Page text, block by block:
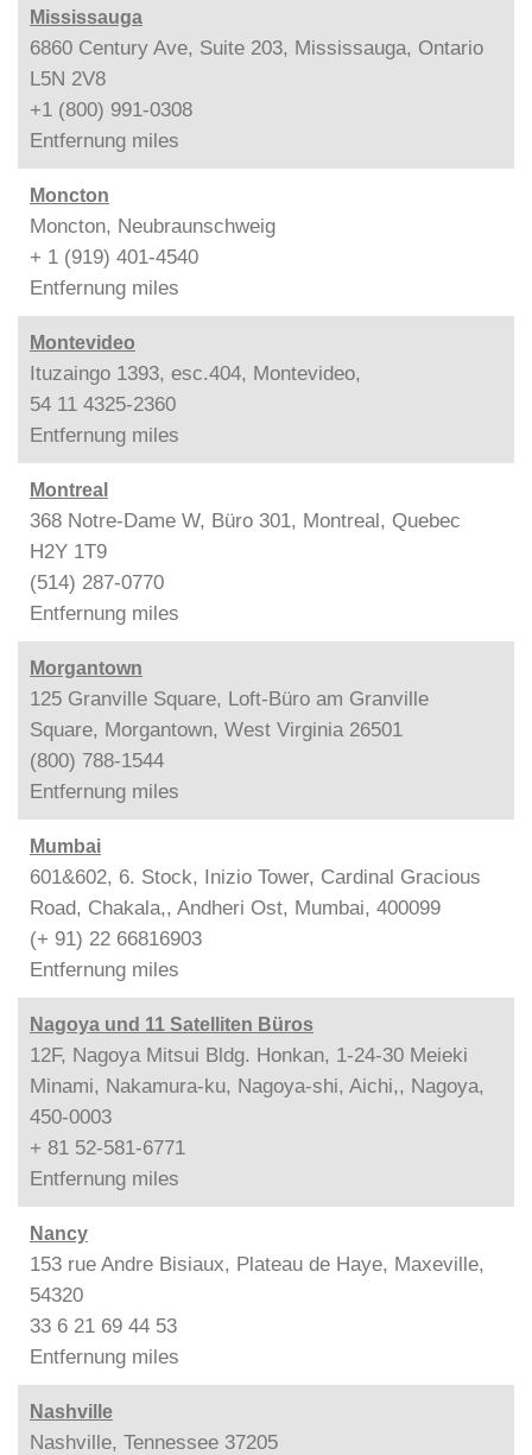
Mississauga
6860 Century Ave, Suite 203, Mississauga, Ontario
L5N 2V8
+1 (800) 991-0308
Entfernung miles
Moncton
Moncton, Neubraunschweig
+ 1 (919) 401-4540
Entfernung miles
Montevideo
Ituzaingo 1393, esc.404, Montevideo,
54 11 4325-2360
Entfernung miles
Montreal
368 Notre-Dame W, Büro 301, Montreal, Quebec
H2Y 1T9
(514) 287-0770
Entfernung miles
Morgantown
125 Granville Square, Loft-Büro am Granville
Square, Morgantown, West Virginia 26501
(800) 788-1544
Entfernung miles
Mumbai
601&602, 6. Stock, Inizio Tower, Cardinal Gracious
Road, Chakala,, Andheri Ost, Mumbai, 400099
(+ 91) 22 66816903
Entfernung miles
Nagoya und 11 Satelliten Büros
12F, Nagoya Mitsui Bldg. Honkan, 1-24-30 Meieki
Minami, Nakamura-ku, Nagoya-shi, Aichi,, Nagoya,
450-0003
+ 81 52-581-6771
Entfernung miles
Nancy
153 rue Andre Bisiaux, Plateau de Haye, Maxeville,
54320
33 6 21 69 44 53
Entfernung miles
Nashville
Nashville, Tennessee 37205